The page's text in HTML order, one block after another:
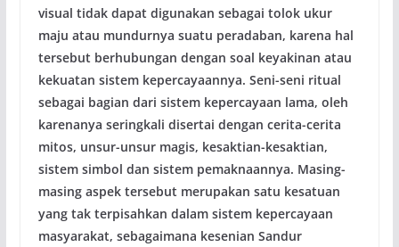
visual tidak dapat digunakan sebagai tolok ukur
maju atau mundurnya suatu peradaban, karena hal
tersebut berhubungan dengan soal keyakinan atau
kekuatan sistem kepercayaannya. Seni-seni ritual
sebagai bagian dari sistem kepercayaan lama, oleh
karenanya seringkali disertai dengan cerita-cerita
mitos, unsur-unsur magis, kesaktian-kesaktian,
sistem simbol dan sistem pemaknaannya. Masing-
masing aspek tersebut merupakan satu kesatuan
yang tak terpisahkan dalam sistem kepercayaan
masyarakat, sebagaimana kesenian Sandur